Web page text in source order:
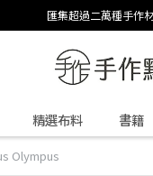
匯集超過二萬種手作
精選布料 書籍
Olympus